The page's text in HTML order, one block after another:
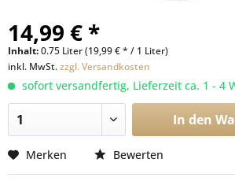
14,99 € *
Inhalt:0.75 Liter (19,99 € * / 1 Liter)
inkl. MwSt.zzgl. Versandkosten
sofort versandfertig, Lieferzeit ca. 1 - 4
In den
Merken Bewerten